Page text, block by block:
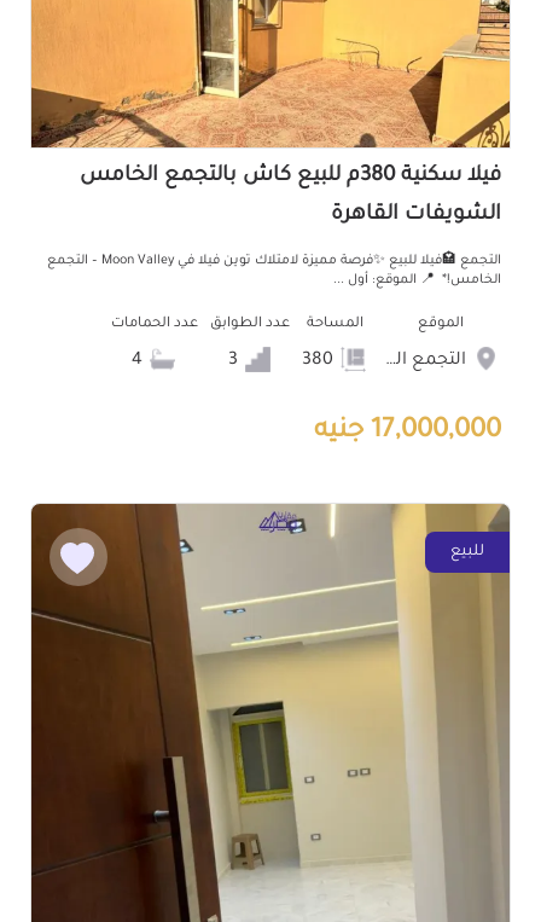
فيلا سكنية 380م للبيع كاش بالتجمع الخامس
الشويفات القاهرة
التجمع 🏩فيلا للبيع ✨فرصة مميزة لامتلاك توين فيلا في Moon Valley – التجمع
الخامس!* 📍 الموقع: أول ...
الموقع
التجمع الخامس الشويفات
المساحة عدد الطوابق عدد الحمامات
17,000,000 جنيه
للبيع